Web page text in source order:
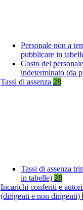
Personale non a
pubblicare in
Costo del
indeterminato (da
Tassi di assenza 28
Tassi di assenza
in tabelle) 28
Incarichi conferiti e
(dirigenti e non dirigenti)